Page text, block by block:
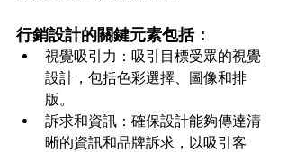
行銷設計的關鍵元素包括：
視覺吸引力：吸引目標受眾的視覺
設計，包括色彩選擇、圖像和排
版。
訴求和資訊：確保設計能夠傳達清
晰的資訊和品牌訴求，以吸引客